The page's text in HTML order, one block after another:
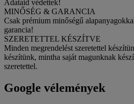
Adataid védettek!
MINŐSÉG & GARANCIA
Csak prémium minőségű
garancia!
SZERETETTEL KÉSZÍTVE
Minden megrendelést szeretettel
készítünk, mintha saját magunknak
szeretettel.
Google vélemények